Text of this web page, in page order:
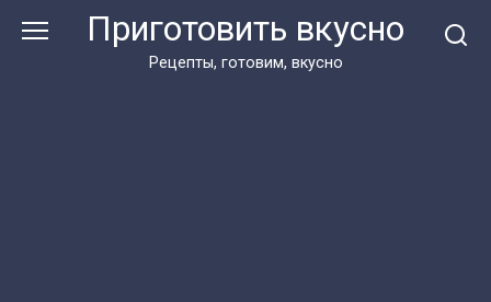
Приготовить вкусно
Рецепты, готовим, вкусно